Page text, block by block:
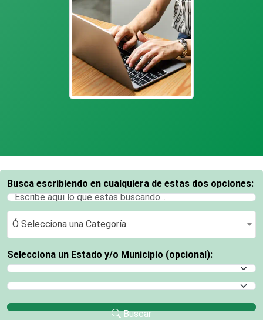
Busca escribiendo en cualquiera de estas dos opciones:
Ó Selecciona una Categoría
Ó Selecciona una Categoría
Selecciona un Estado y/o Municipio (opcional):
Selecciona un Estado
Selecciona un Municipio
Buscar